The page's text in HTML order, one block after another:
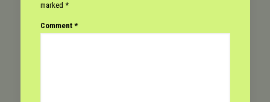
marked *
Comment *